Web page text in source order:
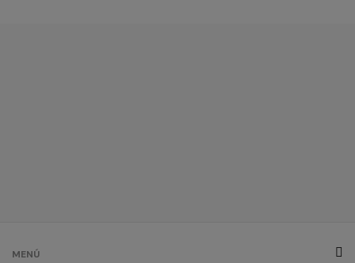
MENÚ